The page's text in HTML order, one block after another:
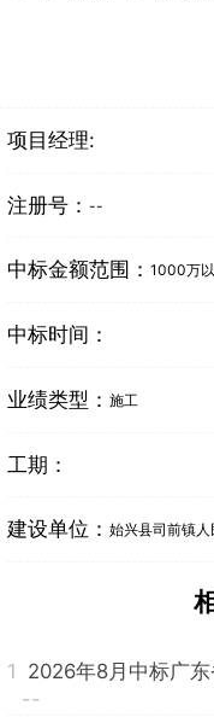
项目经理:
注册号： --
中标金额范围： 1000万
中标时间：
业绩类型： 施工
工期：
建设单位： 始兴县司前镇人
1 2026年8月中标广
--